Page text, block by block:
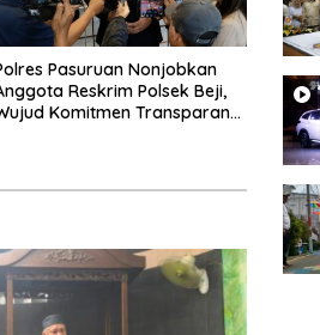
Pasuruan Nonjobkan
Reskrim Polsek Beji,
Komitmen Transparansi